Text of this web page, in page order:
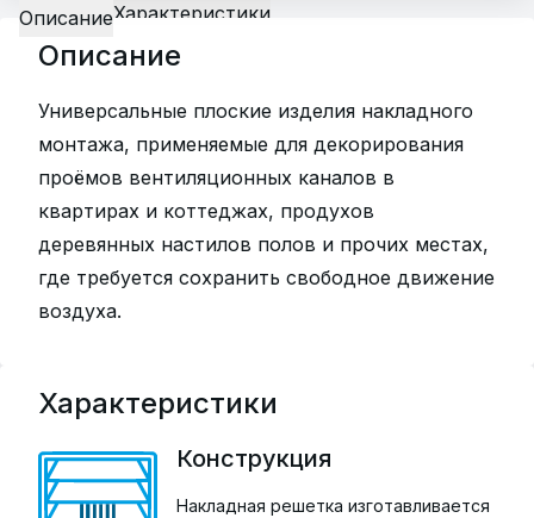
ОписаниеХарактеристики
Описание
Универсальные плоские изделия накладного
монтажа, применяемые для декорирования
проёмов вентиляционных каналов в
квартирах и коттеджах, продухов
деревянных настилов полов и прочих местах,
где требуется сохранить свободное движение
воздуха.
Характеристики
Конструкция
Накладная решетка изготавливается